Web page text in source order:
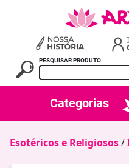
PESQUISAR PRODUTO
Categorias
Esotéricos e Religiosos/